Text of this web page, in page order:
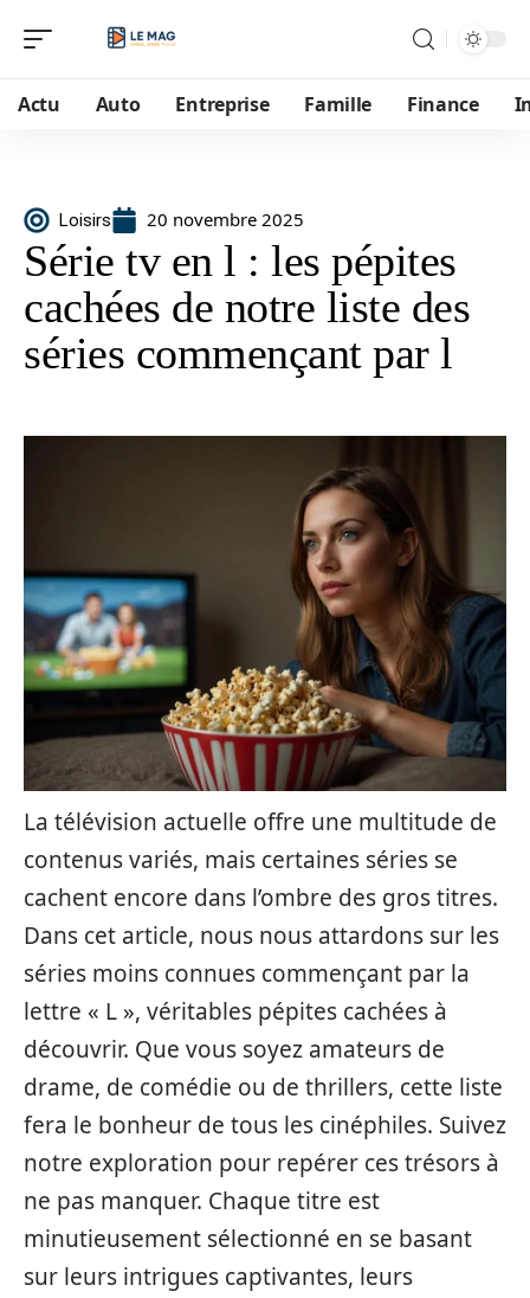
Actu Auto Entreprise Famille Finance
Loisirs 20 novembre 2025
Série tv en l : les pépites
cachées de notre liste des
séries commençant par l
La télévision actuelle offre une multitude de
contenus variés, mais certaines séries se
cachent encore dans l’ombre des gros titres.
Dans cet article, nous nous attardons sur les
séries moins connues commençant par la
lettre « L », véritables pépites cachées à
découvrir. Que vous soyez amateurs de
drame, de comédie ou de thrillers, cette liste
fera le bonheur de tous les cinéphiles. Suivez
notre exploration pour repérer ces trésors à
ne pas manquer. Chaque titre est
minutieusement sélectionné en se basant
sur leurs intrigues captivantes, leurs